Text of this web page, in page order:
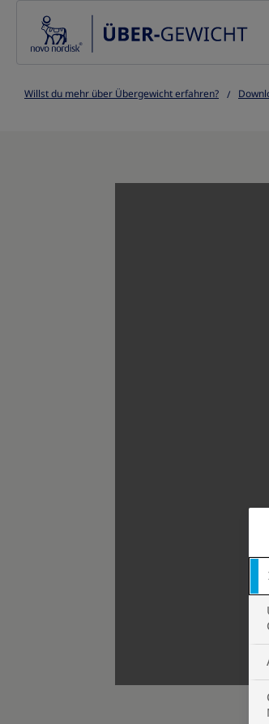
Willst du mehr über Übergewicht erfahren?